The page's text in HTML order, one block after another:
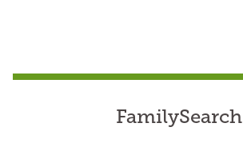
FamilySearch